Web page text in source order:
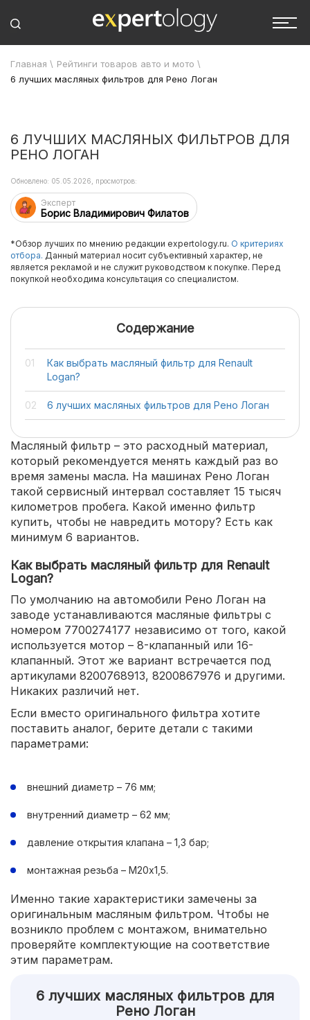
Главная \ Рейтинги товаров авто и мото \
6 лучших масляных фильтров для Рено Логан
6 ЛУЧШИХ МАСЛЯНЫХ ФИЛЬТРОВ ДЛЯ
РЕНО ЛОГАН
Эксперт
Борис Владимирович Филатов
Обновлено: 05.05.2026, просмотров:
*Обзор лучших по мнению редакции expertology.ru. О критериях
отбора. Данный материал носит субъективный характер, не
является рекламой и не служит руководством к покупке. Перед
покупкой необходима консультация со специалистом.
Содержание
Как выбрать масляный фильтр для Renault
Logan?
6 лучших масляных фильтров для Рено Логан
Масляный фильтр – это расходный материал,
который рекомендуется менять каждый раз во
время замены масла. На машинах Рено Логан
такой сервисный интервал составляет 15 тысяч
километров пробега. Какой именно фильтр
купить, чтобы не навредить мотору? Есть как
минимум 6 вариантов.
Как выбрать масляный фильтр для Renault
Logan?
По умолчанию на автомобили Рено Логан на
заводе устанавливаются масляные фильтры с
номером 7700274177 независимо от того, какой
используется мотор – 8-клапанный или 16-
клапанный. Этот же вариант встречается под
артикулами 8200768913, 8200867976 и другими.
Никаких различий нет.
Если вместо оригинального фильтра хотите
поставить аналог, берите детали с такими
параметрами:
внешний диаметр – 76 мм;
внутренний диаметр – 62 мм;
давление открытия клапана – 1,3 бар;
монтажная резьба – М20х1,5.
Именно такие характеристики замечены за
оригинальным масляным фильтром. Чтобы не
возникло проблем с монтажом, внимательно
проверяйте комплектующие на соответствие
этим параметрам.
6 лучших масляных фильтров для
Рено Логан